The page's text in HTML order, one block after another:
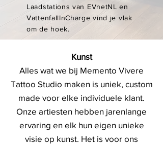
Laadstations van EVnetNL en
VattenfallInCharge vind je vlak
om de hoek.
Kunst
Alles wat we bij Memento Vivere
Tattoo Studio maken is uniek, custom
made voor elke individuele klant.
Onze artiesten hebben jarenlange
ervaring en elk hun eigen unieke
visie op kunst. Het is voor ons